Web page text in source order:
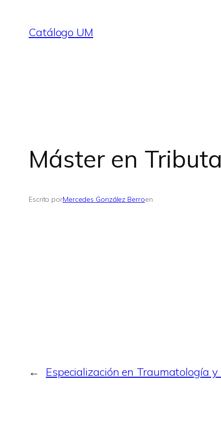
contenido
Catálogo UM
Máster en
Escrito porMercedes González Berroen
← Especialización en Traumatología